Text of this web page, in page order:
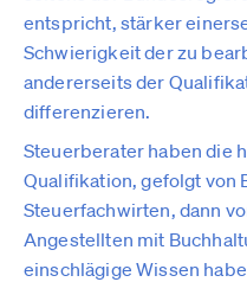
entspricht, stärker
Schwierigkeit der zu
andererseits der
differenzieren.
Steuerberater haben die
Qualifikation, gefolgt von
Steuerfachwirten, dann
Angestellten mit
einschlägige Wissen